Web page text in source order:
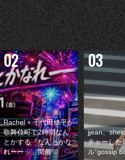
Rachel × 千代田修平が
歌舞伎町で2時間なん
とかする『なんとかな
れーーッ』開催
jjean、
チャーした
ル“gossip